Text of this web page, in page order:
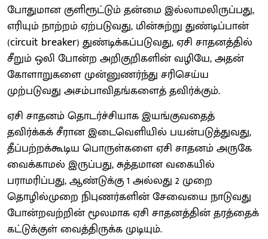
போதுமான குளிரூட்டும் தன்மை இல்லாமலிருப்பது,
எரியும் நாற்றம் ஏற்படுவது, மின்சுற்று துண்டிப்பான்
(circuit breaker) துண்டிக்கப்படுவது, ஏசி சாதனத்தில்
சீறும் ஒலி போன்ற அறிகுறிகளின் வழியே, அதன்
கோளாறுகளை முன்னுணர்ந்து சரிசெய்ய
முற்படுவது அசம்பாவிதங்களைத் தவிர்க்கும்.
ஏசி சாதனம் தொடர்ச்சியாக இயங்குவதைத்
தவிர்க்கக் சீரான இடைவெளியில் பயன்படுத்துவது,
தீப்பற்றக்கூடிய பொருள்களை ஏசி சாதனம் அருகே
வைக்காமல் இருப்பது, சுத்தமான வகையில்
பராமரிப்பது, ஆண்டுக்கு 1 அல்லது 2 முறை
தொழில்முறை நிபுணர்களின் சேவையை நாடுவது
போன்றவற்றின் மூலமாக ஏசி சாதனத்தின் தரத்தைக்
கட்டுக்குள் வைத்திருக்க முடியும்.